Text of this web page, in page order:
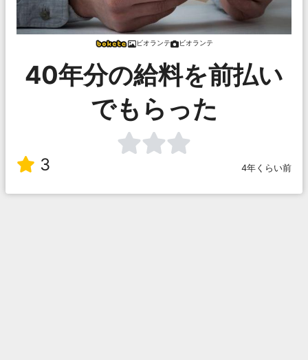
ビオランテ ビオランテ
40年分の給料を前払い
でもらった
3 4年くらい前